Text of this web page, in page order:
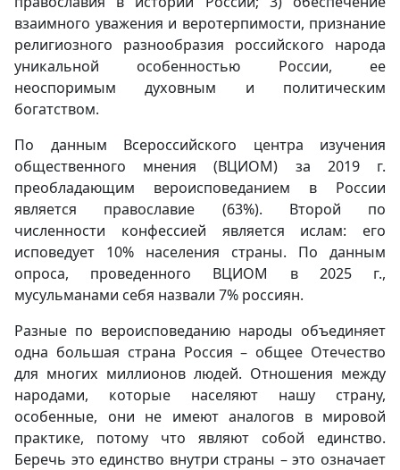
взаимного уважения и веротерпимости, признание
религиозного разнообразия российского народа
уникальной особенностью России, ее
неоспоримым духовным и политическим
богатством.
По данным Всероссийского центра изучения
общественного мнения (ВЦИОМ) за 2019 г.
преобладающим вероисповеданием в России
является православие (63%). Второй по
численности конфессией является ислам: его
исповедует 10% населения страны. По данным
опроса, проведенного ВЦИОМ в 2025 г.,
мусульманами себя назвали 7% россиян.
Разные по вероисповеданию народы объединяет
одна большая страна Россия – общее Отечество
для многих миллионов людей. Отношения между
народами, которые населяют нашу страну,
особенные, они не имеют аналогов в мировой
практике, потому что являют собой единство.
Беречь это единство внутри страны – это означает